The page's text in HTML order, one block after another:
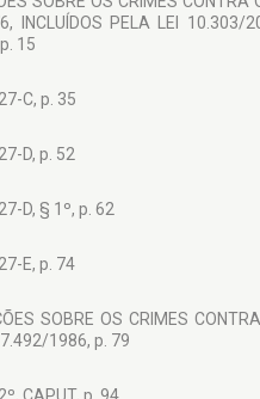
INCLUÍDOS PELA LEI
15
C, p. 35
D, p. 52
D, § 1º, p. 62
E, p. 74
SOBRE OS CRIMES
7.492/1986, p. 79